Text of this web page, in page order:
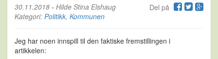
Del på
30.11.2018 - Hilde Stina Elshaug
Kategori: Politikk, Kommunen
Jeg har noen innspill til den faktiske fremstillingen i
artikkelen: